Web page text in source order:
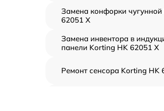
Замена конфорки
62051 X
Замена инвентора в
панели Korting HK 62051 X
Ремонт сенсора Korting HK